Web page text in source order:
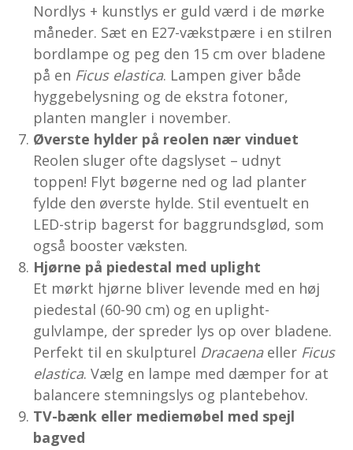
Nordlys + kunstlys er guld værd i de mørke
måneder. Sæt en E27-vækstpære i en stilren
bordlampe og peg den 15 cm over bladene
på en Ficus elastica. Lampen giver både
hyggebelysning og de ekstra fotoner,
planten mangler i november.
Øverste hylder på reolen nær vinduet
Reolen sluger ofte dagslyset – udnyt
toppen! Flyt bøgerne ned og lad planter
fylde den øverste hylde. Stil eventuelt en
LED-strip bagerst for baggrundsglød, som
også booster væksten.
Hjørne på piedestal med uplight
Et mørkt hjørne bliver levende med en høj
piedestal (60-90 cm) og en uplight-
gulvlampe, der spreder lys op over bladene.
Perfekt til en skulpturel Dracaenaeller Ficus
elastica. Vælg en lampe med dæmper for at
balancere stemningslys og plantebehov.
TV-bænk eller mediemøbel med spejl
bagved